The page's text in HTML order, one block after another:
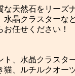
天然石をリーズ
晶クラスターな
任せください！
、水晶クラスタ
、ルチルクオー